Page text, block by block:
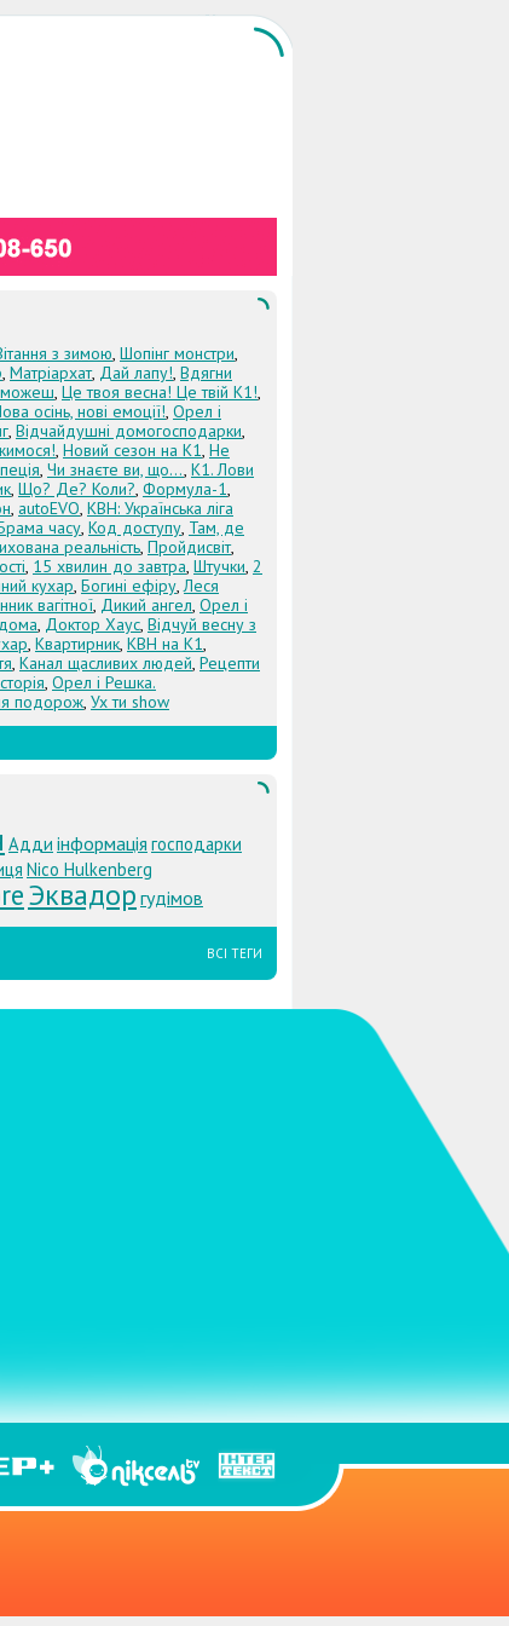
з зимою, Шопінг монстри,
, Матріархат, Дай лапу!, Вдягни
, Це твоя весна! Це твій К1!,
осінь, нові емоції!, Орел і
, Відчайдушні домогосподарки,
, Новий сезон на К1, Не
, Чи знаєте ви, що..., К1. Лови
, Що? Де? Коли?, Формула-1,
, autoEVO, КВН: Українська ліга
часу, Код доступу, Там, де
реальність, Пройдисвіт,
, 15 хвилин до завтра, Штучки, 2
кухар, Богині ефіру,Леся
вагітної, Дикий ангел, Орел і
, Доктор Хаус, Відчуй весну з
, Квартирник, КВН на К1,
, Канал щасливих людей, Рецепти
, Орел і Решка.
подорож, Ух ти show
Адди інформація господарки
Nico Hulkenberg
Эквадор гудімов
ВСІ ТЕГИ